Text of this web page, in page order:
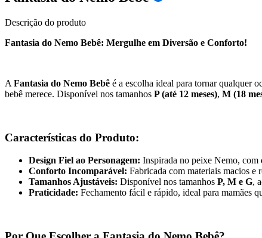
Descrição do produto
Fantasia do Nemo Bebê: Mergulhe em Diversão e Conforto!
A Fantasia do Nemo Bebê é a escolha ideal para tornar qualquer
bebê merece. Disponível nos tamanhos P (até 12 meses), M (18
Características do Produto:
Design Fiel ao Personagem: Inspirada no peixe Nemo, com
Conforto Incomparável: Fabricada com materiais macios e
Tamanhos Ajustáveis: Disponível nos tamanhos P, M e G,
Praticidade: Fechamento fácil e rápido, ideal para mamães